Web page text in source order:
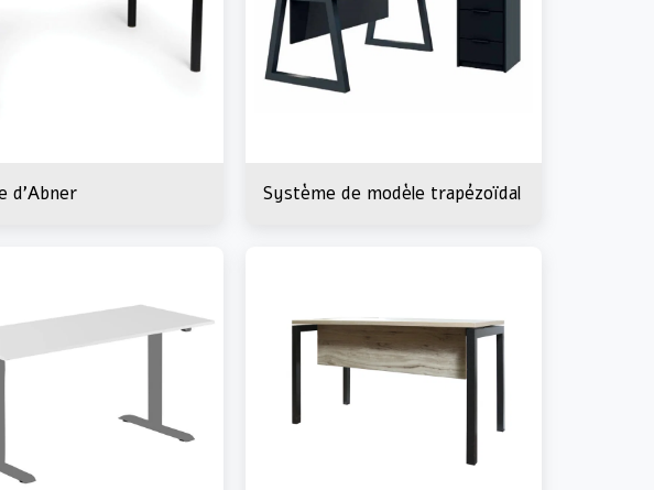
d'Abner Système de modèle trapézoïdal